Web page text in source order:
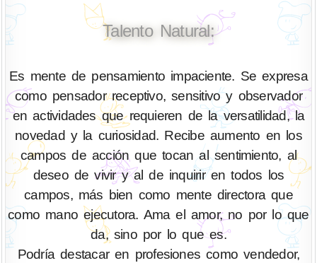
Talento Natural:
Es mente de pensamiento impaciente. Se expresa
como pensador receptivo, sensitivo y observador
en actividades que requieren de la versatilidad, la
novedad y la curiosidad. Recibe aumento en los
campos de acción que tocan al sentimiento, al
deseo de vivir y al de inquirir en todos los
campos, más bien como mente directora que
como mano ejecutora. Ama el amor, no por lo que
da, sino por lo que es.
Podría destacar en profesiones como vendedor,